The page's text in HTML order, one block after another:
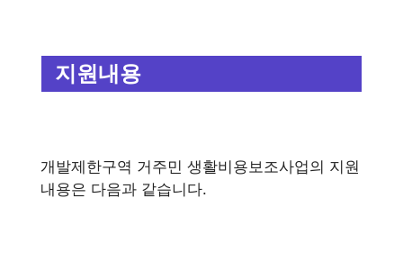
지원내용
개발제한구역 거주민 생활비용보조사업의 지원
내용은 다음과 같습니다.